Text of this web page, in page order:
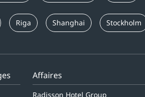
Riga Shanghai Stockholm
Affaires
Radisson Hotel Group